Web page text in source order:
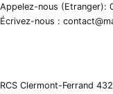
Appelez-nous (Etranger):
Écrivez-nous :
RCS Clermont-Ferrand